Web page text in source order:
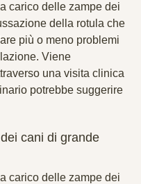
carico delle zampe dei
della rotula che
più o meno problemi
Viene
una visita clinica
potrebbe suggerire
cani di grande
carico delle zampe dei